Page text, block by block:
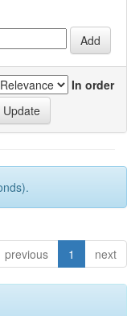
In order
previous 1 next